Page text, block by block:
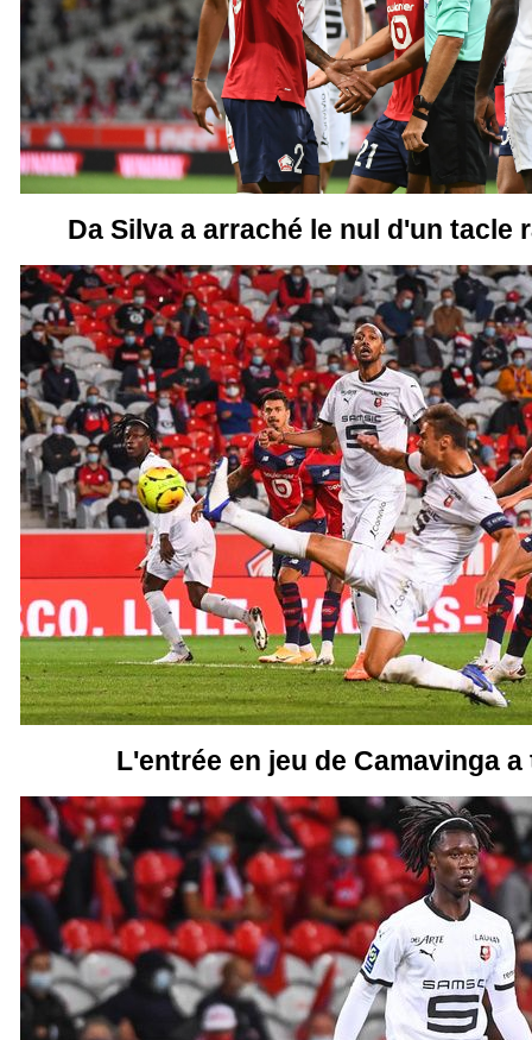
Da Silva a arraché le nul d'un tacle
L'entrée en jeu de Camavinga